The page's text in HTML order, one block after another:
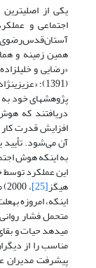
یکی از
اجتماعی و
پژوهش­های خود
دریافتند که
افزایش قدرت کار
آن می‌شود.
به اینکه هوش
این عملکرد توسط
هیگز[25] ،
اینکه، امروزه
متحمل فشار
می­دهد حیات و
مناسب را از
پیشرفت مدیران